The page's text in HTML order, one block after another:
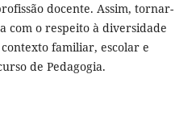
docente. Assim, tornar-
com o respeito à diversidade
familiar, escolar e
de Pedagogia.